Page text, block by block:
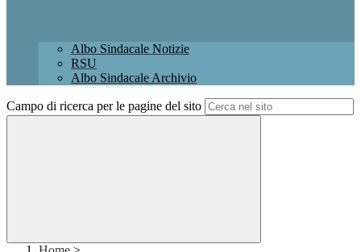
Albo Sindacale Notizie
RSU
Albo Sindacale Archivio
Campo di ricerca per le pagine del sito